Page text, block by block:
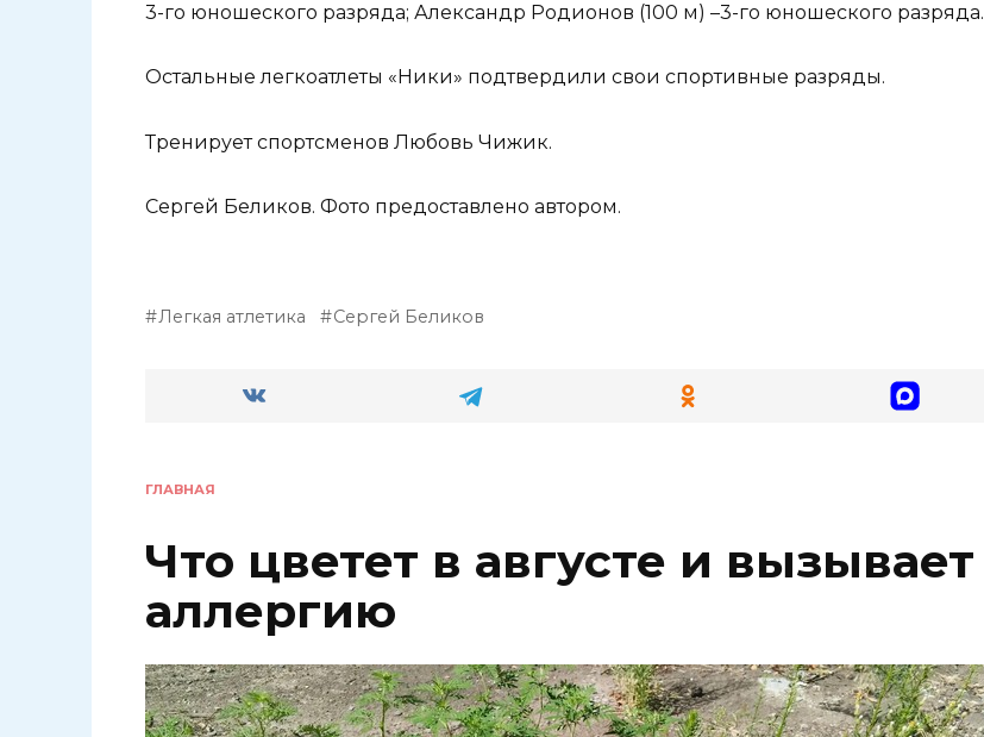
3-го юношеского разряда; Александр Родионов (100 м) –3-го юношеского разряда.
Остальные легкоатлеты «Ники» подтвердили свои спортивные разряды.
Тренирует спортсменов Любовь Чижик.
Сергей Беликов. Фото предоставлено автором.
Легкая атлетика Сергей Беликов
ГЛАВНАЯ
Что цветет в августе и вызывает
аллергию